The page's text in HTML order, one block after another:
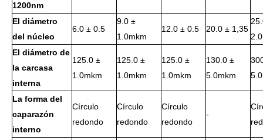
1200nm
El diámetro
del núcleo
6.0 ± 0.5
9.0 ±
1.0mkm
12.0 ± 0.5 20.0 ± 1,35
El diámetro de
la carcasa
interna
125.0 ±
1.0mkm
125.0 ±
1.0mkm
125.0 ±
1.0mkm
130.0 ±
5.0mkm
La forma del
caparazón
interno
Círculo
redondo
Círculo
redondo
Círculo
redondo
-